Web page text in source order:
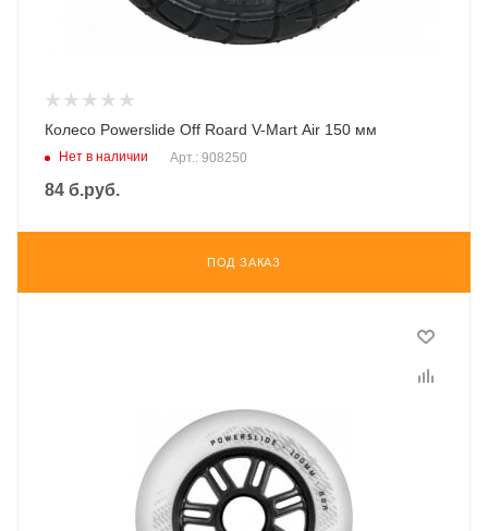
Колесо Powerslide Off Roard V-Mart Air 150 мм
Нет в наличии Арт.: 908250
84 б.руб.
ПОД ЗАКАЗ